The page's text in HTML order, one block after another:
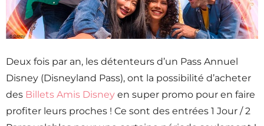
Deux fois par an, les détenteurs d’un Pass Annuel
Disney (Disneyland Pass), ont la possibilité d’acheter
des Billets Amis Disney en super promo pour en faire
profiter leurs proches ! Ce sont des entrées 1 Jour / 2